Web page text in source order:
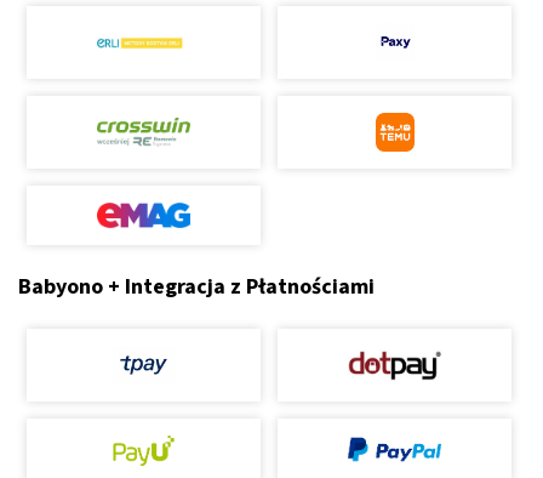
Babyono + Integracja z Płatnościami